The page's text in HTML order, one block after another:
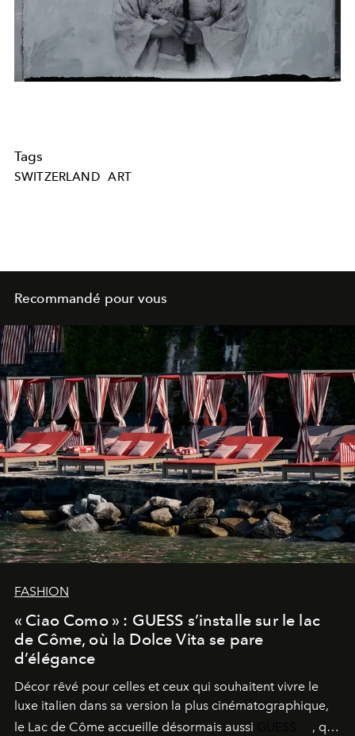
Tags
SWITZERLAND ART
Recommandé pour vous
FASHION
« Ciao Como » : GUESS s’installe sur le lac
de Côme, où la Dolce Vita se pare
d’élégance
Décor rêvé pour celles et ceux qui souhaitent vivre le
luxe italien dans sa version la plus cinématographique,
le Lac de Côme accueille désormais aussi
, qui